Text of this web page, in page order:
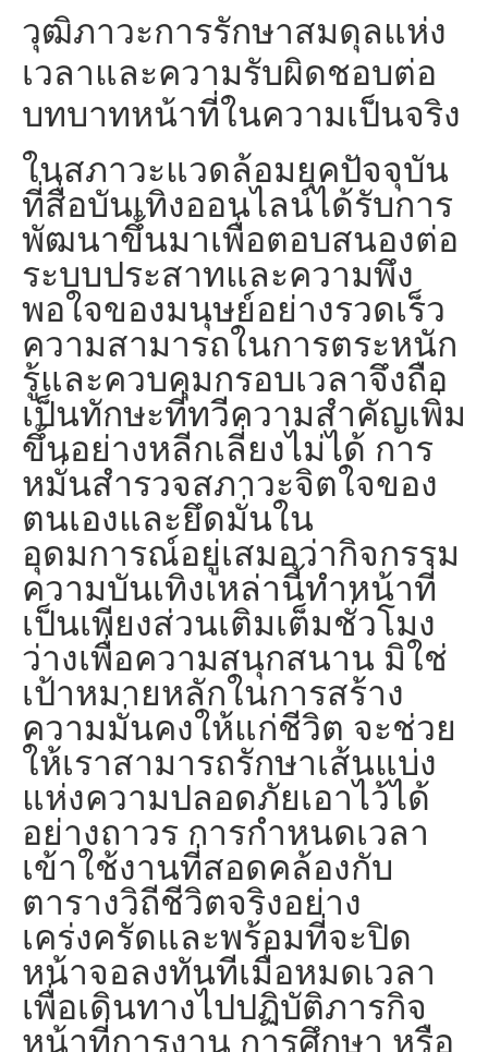
วุฒิภาวะการรักษาสมดุลแห่ง
เวลาและความรับผิดชอบต่อ
บทบาทหน้าที่ในความเป็นจริง
ในสภาวะแวดล้อมยุคปัจจุบัน
ที่สื่อบันเทิงออนไลน์ได้รับการ
พัฒนาขึ้นมาเพื่อตอบสนองต่อ
ระบบประสาทและความพึง
พอใจของมนุษย์อย่างรวดเร็ว
ความสามารถในการตระหนัก
รู้และควบคุมกรอบเวลาจึงถือ
เป็นทักษะที่ทวีความสำคัญเพิ่ม
ขึ้นอย่างหลีกเลี่ยงไม่ได้ การ
หมั่นสำรวจสภาวะจิตใจของ
ตนเองและยึดมั่นใน
อุดมการณ์อยู่เสมอว่ากิจกรรม
ความบันเทิงเหล่านี้ทำหน้าที่
เป็นเพียงส่วนเติมเต็มชั่วโมง
ว่างเพื่อความสนุกสนาน มิใช่
เป้าหมายหลักในการสร้าง
ความมั่นคงให้แก่ชีวิต จะช่วย
ให้เราสามารถรักษาเส้นแบ่ง
แห่งความปลอดภัยเอาไว้ได้
อย่างถาวร การกำหนดเวลา
เข้าใช้งานที่สอดคล้องกับ
ตารางวิถีชีวิตจริงอย่าง
เคร่งครัดและพร้อมที่จะปิด
หน้าจอลงทันทีเมื่อหมดเวลา
เพื่อเดินทางไปปฏิบัติภารกิจ
หน้าที่การงาน การศึกษา หรือ